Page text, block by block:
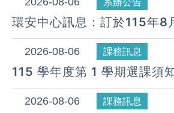
環安中心訊息：訂於115年8
08:30~下午17:00假惠蓀堂
新進人員職業安全衛生教育訓
2026-08-06 課務訊息
115 學年度第 1 學期選課須
所(COURSE SELECTION
SEMESTER)
2026-08-06 課務訊息